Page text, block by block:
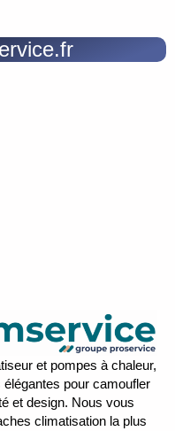
et pompes à chaleur,
pour camoufler
et design. Nous vous
climatisation la plus